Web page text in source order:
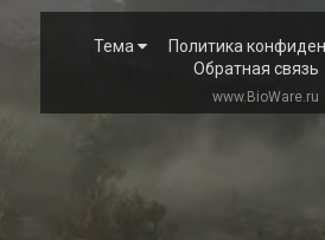
Тема
Политика
Обратная связь
www.BioWare.ru